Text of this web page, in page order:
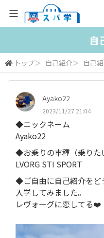
自
トップ＞ 自己紹介＞ 自己
Ayako22
2023/11/27 21:04
◆ニックネーム
Ayako22
◆お乗りの車種（乗りた
LVORG STI SPORT
◆ご自由に自己紹介をど
入学してみました。
レヴォーグに恋してる❤️